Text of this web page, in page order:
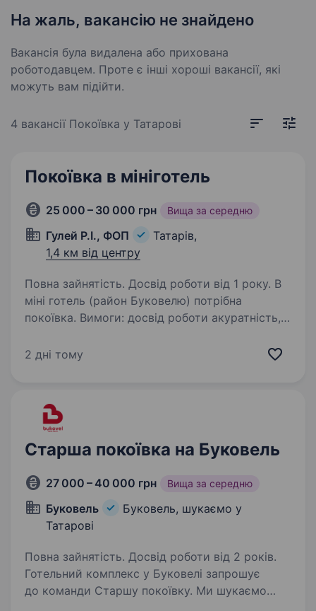
На жаль, вакансію не знайдено
Вакансія була видалена або прихована
роботодавцем. Проте є інші хороші вакансії, які
можуть вам підійти.
4 вакансії Покоївка у Татарові
Покоївка в мініготель
25 000 – 30 000 грн Вища за середню
Гулей Р.І., ФОП
Татарів,
1,4 км від центру
Повна зайнятість. Досвід роботи від 1 року. В
міні готель (район Буковелю) потрібна
покоївка. Вимоги: досвід роботи акуратність,
спілкуватись з гостями. Умови роботи:
2 дні тому
Старша покоївка на Буковель
27 000 – 40 000 грн Вища за середню
Буковель
Буковель, шукаємо у
Татарові
Повна зайнятість. Досвід роботи від 2 років.
Готельний комплекс у Буковелі запрошує
до команди Старшу покоївку. Ми шукаємо